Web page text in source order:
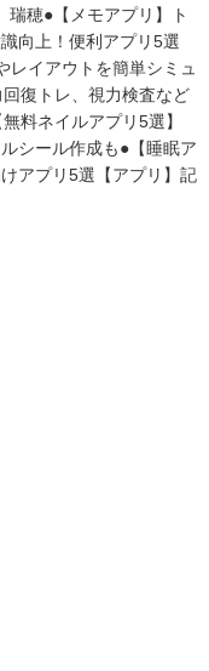
穂●【メモアプリ】ト
向上！便利アプリ5選
レイアウトを簡単シミュ
復トレ、視力検査など
料ネイルアプリ5選】
シール作成も●【睡眠ア
アプリ5選【アプリ】記